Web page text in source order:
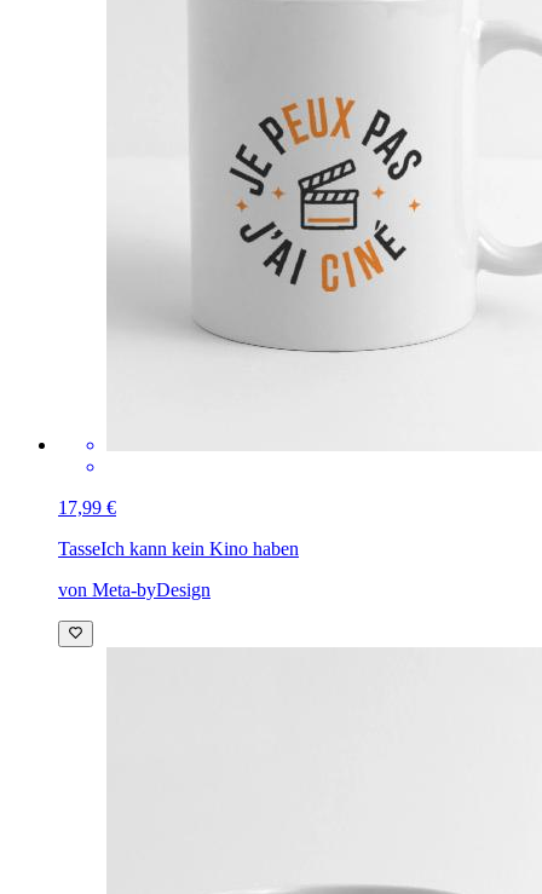
17,99 €
TasseIch kann kein Kino haben
von Meta-byDesign